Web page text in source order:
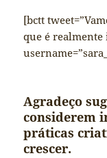
[bctt
que é realmente
Agradeço
considerem
práticas
crescer.